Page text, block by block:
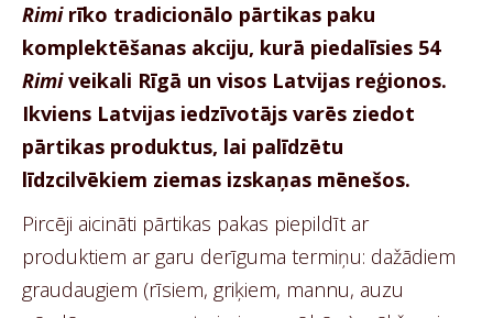
Rimirīko tradicionālo pārtikas paku
komplektēšanas akciju, kurā piedalīsies 54
Rimiveikali Rīgā un visos Latvijas reģionos.
Ikviens Latvijas iedzīvotājs varēs ziedot
pārtikas produktus, lai palīdzētu
līdzcilvēkiem ziemas izskaņas mēnešos.
Pircēji aicināti pārtikas pakas piepildīt ar
produktiem ar garu derīguma termiņu: dažādiem
graudaugiem (rīsiem, griķiem, mannu, auzu